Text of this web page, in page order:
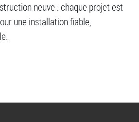
neuve : chaque projet est
une installation fiable,